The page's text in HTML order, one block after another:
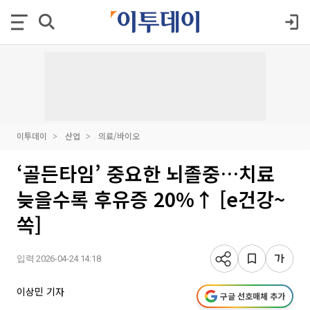
이투데이 산업 의료/바이오
‘골든타임’ 중요한 뇌졸중…치료
늦을수록 후유증 20%↑ [e건강~
쏙]
입력 2026-04-24 14:18
이상민 기자 구글 선호매체 추가